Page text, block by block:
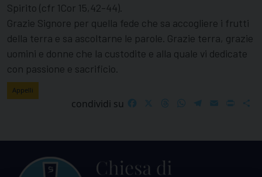
Spirito (cfr 1Cor 15,42-44).
Grazie Signore per quella fede che sa accogliere i frutti
della terra e sa ascoltarne le parole. Grazie terra, grazie
uomini e donne che la custodite e alla quale vi dedicate
con passione e sacrificio.
Appelli
condividi su FacebookThreadsWhatsApp
Telegram
EmailPrint